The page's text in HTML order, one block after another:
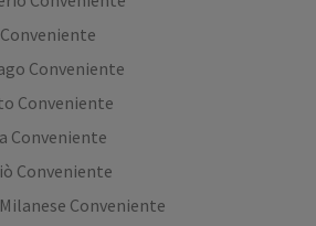
Conveniente
Conveniente
Conveniente
Conveniente
Conveniente